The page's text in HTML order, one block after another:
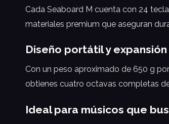
Cada Seaboard M cuenta con 24
materiales premium que aseguran
Diseño portátil y
Con un peso aproximado de 650 g
obtienes cuatro octavas completas
Ideal para músicos que